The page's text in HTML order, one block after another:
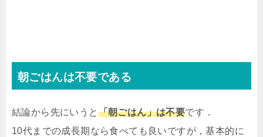
朝ごはんは不要である
結論から先にいうと 「朝ごはん」は不要です．
10代までの成長期なら食べても良いですが，基本的に